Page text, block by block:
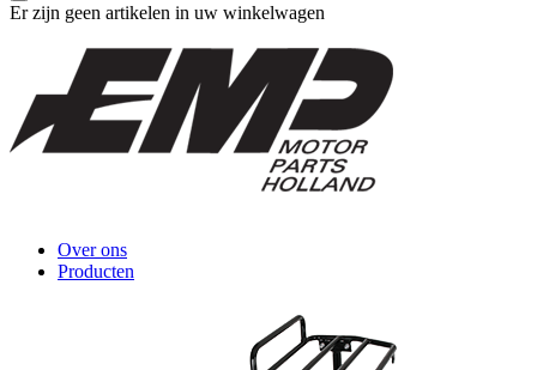
Er zijn geen artikelen in uw winkelwagen
Over ons
Producten